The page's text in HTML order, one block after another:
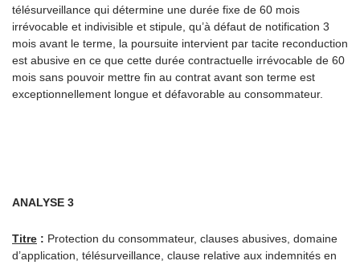
télésurveillance qui détermine une durée fixe de 60 mois
irrévocable et indivisible et stipule, qu’à défaut de notification 3
mois avant le terme, la poursuite intervient par tacite reconduction
est abusive en ce que cette durée contractuelle irrévocable de 60
mois sans pouvoir mettre fin au contrat avant son terme est
exceptionnellement longue et défavorable au consommateur.
ANALYSE 3
Titre : Protection du consommateur, clauses abusives, domaine
d’application, télésurveillance, clause relative aux indemnités en